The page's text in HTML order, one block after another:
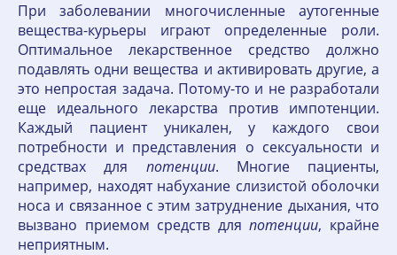
При заболевании многочисленные аутогенные
вещества-курьеры играют определенные роли.
Оптимальное лекарственное средство должно
подавлять одни вещества и активировать другие, а
это непростая задача. Потому-то и не разработали
еще идеального лекарства против импотенции.
Каждый пациент уникален, у каждого свои
потребности и представления о сексуальности и
средствах для потенции. Многие пациенты,
например, находят набухание слизистой оболочки
носа и связанное с этим затруднение дыхания, что
вызвано приемом средств дляпотенции, крайне
неприятным.